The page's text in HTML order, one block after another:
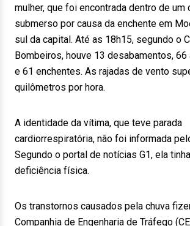
mulher, que foi encontrada dentro de um
submerso por causa da enchente em
sul da capital. Até as 18h15, segundo o
Bombeiros, houve 13 desabamentos,
e 61 enchentes. As rajadas de vento
quilômetros por hora.
A identidade da vítima, que teve parada
cardiorrespiratória, não foi informada
Segundo o portal de notícias G1, ela
deficiência física.
Os transtornos causados pela chuva
Companhia de Engenharia de Tráfego